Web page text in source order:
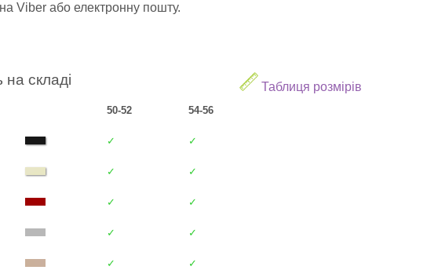
Viber або електронну пошту.
Таблиця розмірів
на складі
50-52 54-56
✓ ✓
✓ ✓
✓ ✓
✓ ✓
✓ ✓